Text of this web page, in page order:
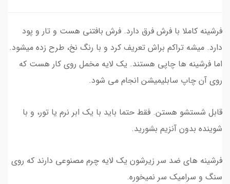
فرشینه کاملا با فرش فرق دارد. فرش بافتنی هست و تار و پود
دارد. میشه تراکم براش تعریف کرد و با رنگ نخ، طرح زده میشود.
اما فرشینه ها چاپی هستند. یک لایه مخمل روی کار هست که
روی آن چاپ سابلیمیشن انجام می شود.
قابل شستشو هستن. فقط حتما باید با یک ابر نرم یا تور، و با
شوینده بدون آنزیم بشورید.
فرشینه های ضد سر زیرشون یک لایه چرم مصنوعی دارند که روی
سنگ و سرامیک سر نمیخوره.